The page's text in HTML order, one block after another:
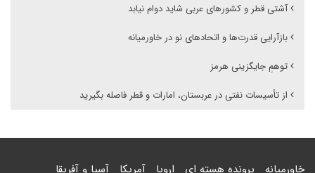
آشتی قطر و کشورهای عربی شاید دوام نیابد
بازآرایی قدرت‌ها و اتحادهای نو در خاورمیانه
توهمِ جایگزینی هرمز
از تأسیسات نفتی در عربستان، امارات و قطر فاصله بگیرید
خاورمیانه پرونده هسته ای اروپا آمریکا آسیا و آفریقا